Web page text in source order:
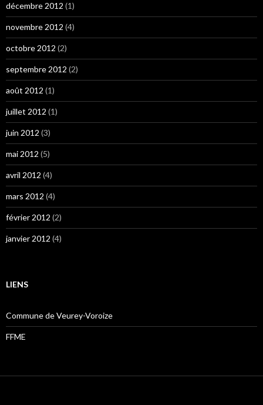
décembre 2012 (1)
novembre 2012 (4)
octobre 2012 (2)
septembre 2012 (2)
août 2012 (1)
juillet 2012 (1)
juin 2012 (3)
mai 2012 (5)
avril 2012 (4)
mars 2012 (4)
février 2012 (2)
janvier 2012 (4)
LIENS
Commune de Veurey-Voroize
FFME